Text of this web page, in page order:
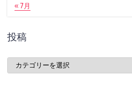
« 7月
投稿
稿